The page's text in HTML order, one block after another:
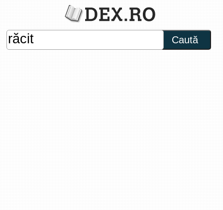
Caută